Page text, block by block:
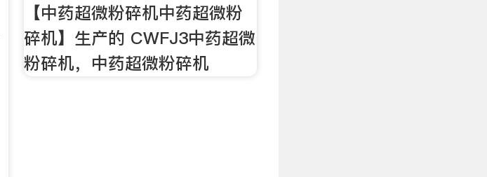
【中药超微粉碎机中药超微粉
碎机】生产的 CWFJ3中药超微
粉碎机，中药超微粉碎机